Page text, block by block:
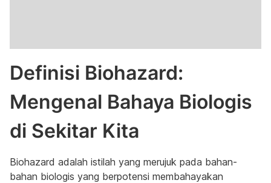
Definisi Biohazard:
Mengenal Bahaya Biologis
di Sekitar Kita
Biohazard adalah istilah yang merujuk pada bahan-
bahan biologis yang berpotensi membahayakan